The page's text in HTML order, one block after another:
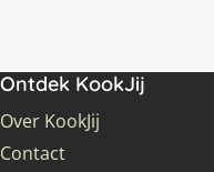
Ontdek KookJij
Over KookJij
Contact